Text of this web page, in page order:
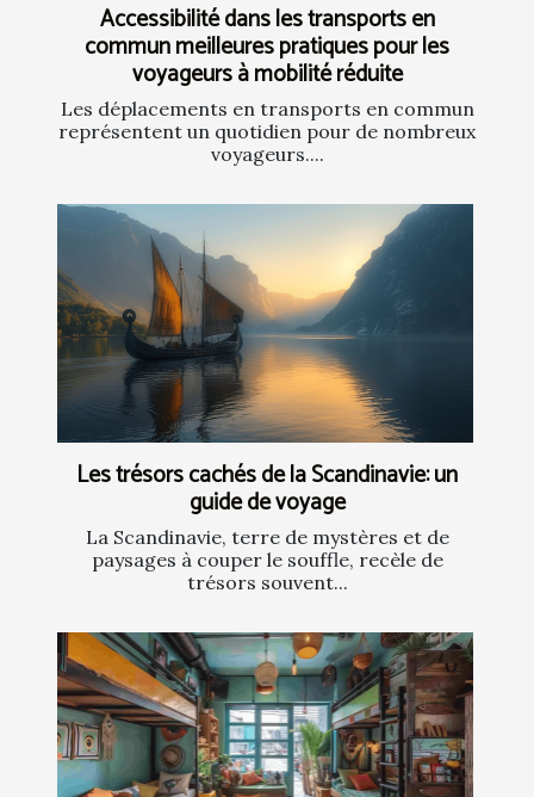
Accessibilité dans les transports en
commun meilleures pratiques pour les
voyageurs à mobilité réduite
Les déplacements en transports en commun
représentent un quotidien pour de nombreux
voyageurs....
Les trésors cachés de la Scandinavie: un
guide de voyage
La Scandinavie, terre de mystères et de
paysages à couper le souffle, recèle de
trésors souvent...